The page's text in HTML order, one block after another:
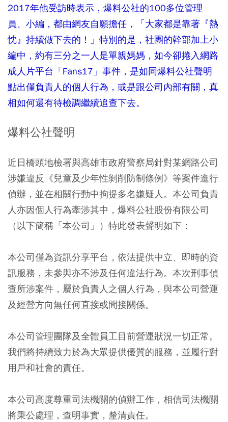
2017年他受訪時表示，爆料公社的100多位管理
員、小編，都由網友自願擔任，「大家都是靠著『熱
忱』持續做下去的！」特別的是，社團的幹部加上小
編中，約有三分之一人是單親媽媽，如今卻捲入網路
成人片平台「Fans17」事件，是如同爆料公社聲明
點出僅負責人的個人行為，或是跟公司內部有關，真
相如何還有待檢調繼續追查下去。
爆料公社聲明
近日橋頭地檢署與高雄市政府警察局針對某網路公司
涉嫌違反《兒童及少年性剝削防制條例》等案件進行
偵辦，並在相關行動中拘提多名嫌疑人。本公司負責
人亦因個人行為牽涉其中，爆料公社股份有限公司
（以下簡稱「本公司」）特此發表聲明如下：
本公司僅為資訊分享平台，依法提供中立、即時的資
訊服務，未參與亦不涉及任何違法行為。本次刑事偵
查所涉案件，屬於負責人之個人行為，與本公司營運
及經營方向無任何直接或間接關係。
本公司管理團隊及全體員工目前營運狀況一切正常。
我們將持續致力於為大眾提供優質的服務，並履行對
用戶和社會的責任。
本公司高度尊重司法機關的偵辦工作，相信司法機關
將秉公處理，查明事實，釐清責任。